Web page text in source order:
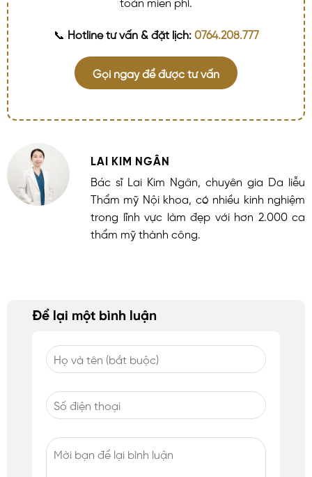
📞 Hotline tư vấn & đặt lịch: 0764.208.777
Gọi ngay để được tư vấn
LAI KIM NGÂN
Bác sĩ Lai Kim Ngân, chuyên gia Da liễu
Thẩm mỹ Nội khoa, có nhiều kinh nghiệm
trong lĩnh vực làm đẹp với hơn 2.000 ca
thẩm mỹ thành công.
Để lại một bình luận